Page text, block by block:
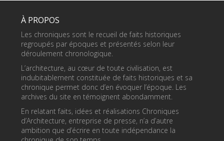
À PROPOS
Les chroniques sont le recueil de faits historiques
regroupés par époques et présentés selon leur
déroulement chronologique.
L’architecture, au cœur de toute civilisation, est
indubitablement constituée de faits historiques et sa
chronique permet donc d’en évoquer l’époque. Les
archives du site en témoignent abondamment.
En relatant faits, idées et réalisations Chroniques
d’Architecture, entreprise de presse, n’a d’autre
ambition que d’écrire en toute indépendance la